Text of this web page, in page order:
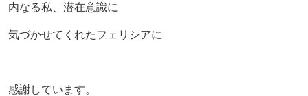
内なる私、潜在意識に
気づかせてくれたフェリシアに
感謝しています。